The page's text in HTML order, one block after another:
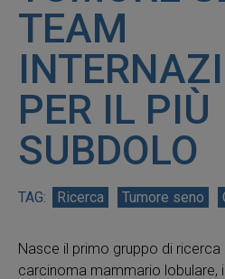
TEAM
PER IL PIÙ
SUBDOLO
Ricerca Tumore seno
Nasce il primo gruppo di ricerca
carcinoma mammario lobulare,